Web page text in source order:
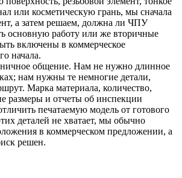
или косметическую грань, мы сначала
а затем решаем, должна ли ЧПУ
основную работу или же вторичные
включены в коммерческое
начала.
общение. Нам не нужно длинное
нам нужны те немногие детали,
Марка материала, количество,
размеры и отчеты об инспекции
печатаемую модель от готового
деталей не хватает, мы обычно
в коммерческом предложении, а
решен.